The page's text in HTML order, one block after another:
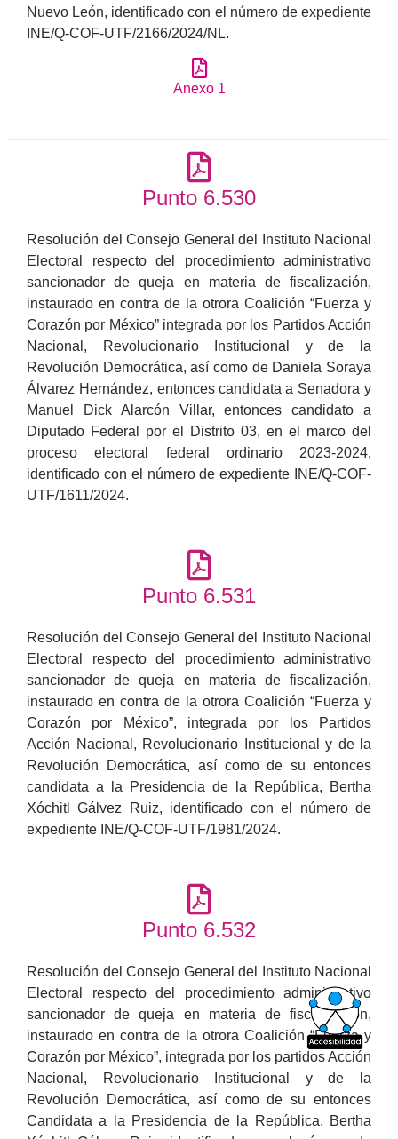
Nuevo León, identificado con el número de expediente
INE/Q-COF-UTF/2166/2024/NL.
Anexo 1
Punto 6.530
Resolución del Consejo General del Instituto Nacional
Electoral respecto del procedimiento administrativo
sancionador de queja en materia de fiscalización,
instaurado en contra de la otrora Coalición “Fuerza y
Corazón por México” integrada por los Partidos Acción
Nacional, Revolucionario Institucional y de la
Revolución Democrática, así como de Daniela Soraya
Álvarez Hernández, entonces candidata a Senadora y
Manuel Dick Alarcón Villar, entonces candidato a
Diputado Federal por el Distrito 03, en el marco del
proceso electoral federal ordinario 2023-2024,
identificado con el número de expediente INE/Q-COF-
UTF/1611/2024.
Punto 6.531
Resolución del Consejo General del Instituto Nacional
Electoral respecto del procedimiento administrativo
sancionador de queja en materia de fiscalización,
instaurado en contra de la otrora Coalición “Fuerza y
Corazón por México”, integrada por los Partidos
Acción Nacional, Revolucionario Institucional y de la
Revolución Democrática, así como de su entonces
candidata a la Presidencia de la República, Bertha
Xóchitl Gálvez Ruiz, identificado con el número de
expediente INE/Q-COF-UTF/1981/2024.
Punto 6.532
Resolución del Consejo General del Instituto Nacional
Electoral respecto del procedimiento administrativo
sancionador de queja en materia de fiscalización,
instaurado en contra de la otrora Coalición “Fuerza y
Corazón por México”, integrada por los partidos Acción
Nacional, Revolucionario Institucional y de la
Revolución Democrática, así como de su entonces
Candidata a la Presidencia de la República, Bertha